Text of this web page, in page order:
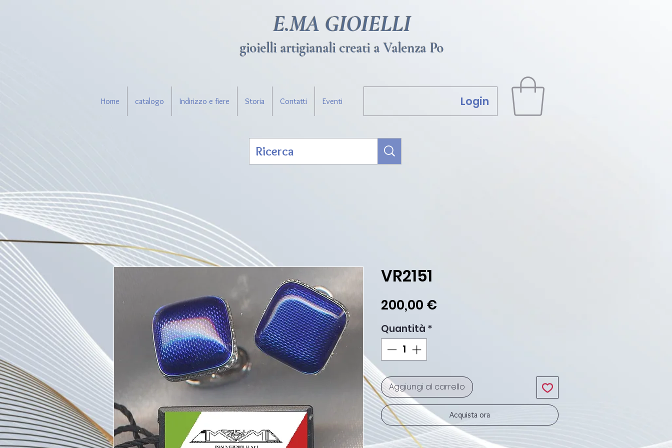
E.MA GIOIELLI
gioielli artigianali creati a Valenza Po
Home catalogo Indirizzo e fiere Storia Contatti Eventi Login
VR2151
200,00 €
Quantità *
Aggiungi al carrello
Acquista ora